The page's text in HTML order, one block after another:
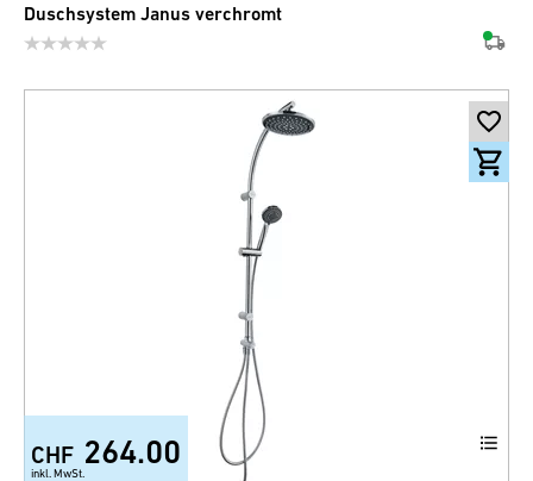
Duschsystem Janus verchromt
CHF 264.00
inkl. MwSt.